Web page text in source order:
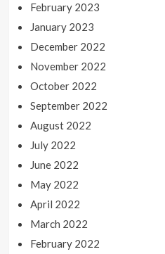
February 2023
January 2023
December 2022
November 2022
October 2022
September 2022
August 2022
July 2022
June 2022
May 2022
April 2022
March 2022
February 2022